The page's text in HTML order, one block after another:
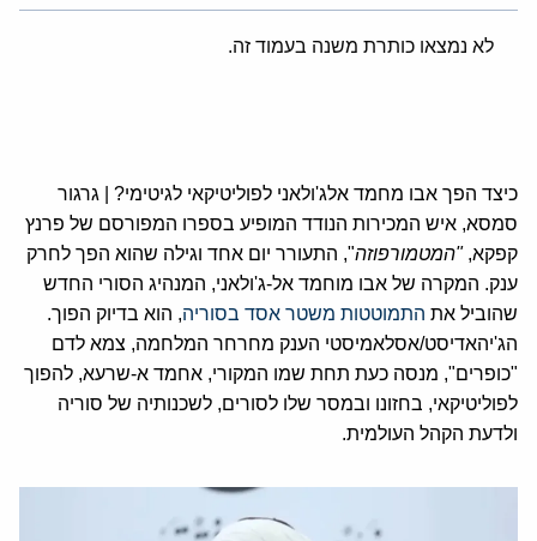
לא נמצאו כותרת משנה בעמוד זה.
כיצד הפך אבו מחמד אלג'ולאני לפוליטיקאי לגיטימי? | גרגור
סמסא, איש המכירות הנודד המופיע בספרו המפורסם של פרנץ
קפקא,"המטמורפוזה", התעורר יום אחד וגילה שהוא הפך לחרק
ענק. המקרה של אבו מוחמד אל-ג'ולאני, המנהיג הסורי החדש
שהוביל את התמוטטות משטר אסד בסוריה, הוא בדיוק הפוך.
הג'יהאדיסט/אסלאמיסטי הענק מחרחר המלחמה, צמא לדם
"כופרים", מנסה כעת תחת שמו המקורי, אחמד א-שרעא, להפוך
לפוליטיקאי, בחזונו ובמסר שלו לסורים, לשכנותיה של סוריה
ולדעת הקהל העולמית.